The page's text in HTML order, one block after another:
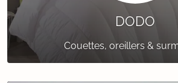
DODO
Couettes, oreillers &